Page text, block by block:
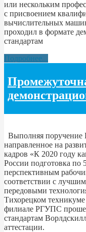
или нескольким
с присвоением
вычислительных
проходил в формате
стандартам
Подробнее...
Выполняя поручение
направленное на
кадров «К 2020 году
России подготовка по
перспективным
соответствии с
передовыми
Тихорецком
филиале РГУПС
стандартам
аттестации.